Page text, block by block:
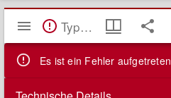
Mirador
Viewer TypeError: Failed to fetch
Es ist ein Fehler aufgetreten